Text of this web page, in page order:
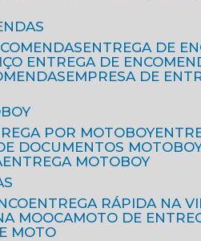
ENTREGA DE
ENTREGA DE
EMPRESA DE
POR MOTOBOY
DOCUMENTOS
ENTREGA MOTOBOY
ENTREGA RÁPIDA NA
MOOCA
MOTO DE
MOTO